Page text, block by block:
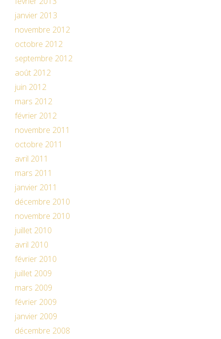
janvier 2013
novembre 2012
octobre 2012
septembre 2012
août 2012
juin 2012
mars 2012
février 2012
novembre 2011
octobre 2011
avril 2011
mars 2011
janvier 2011
décembre 2010
novembre 2010
juillet 2010
avril 2010
février 2010
juillet 2009
mars 2009
février 2009
janvier 2009
décembre 2008